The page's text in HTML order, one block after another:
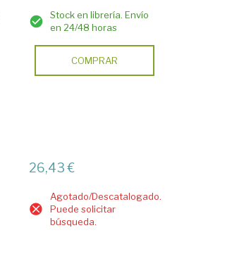
Stock en librería. Envío
en 24/48 horas
COMPRAR
26,43 €
Agotado/Descatalogado.
Puede solicitar
búsqueda.